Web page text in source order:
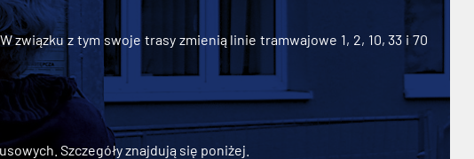
z tym swoje trasy zmienią linie tramwajowe 1, 2, 10, 33 i 70
Szczegóły znajdują się poniżej.